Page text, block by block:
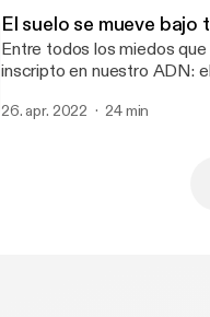
El suelo se mueve bajo
Entre todos los miedos
inscripto en nuestro ADN:
Rodriguez Fillat.
26. apr. 2022 24 min